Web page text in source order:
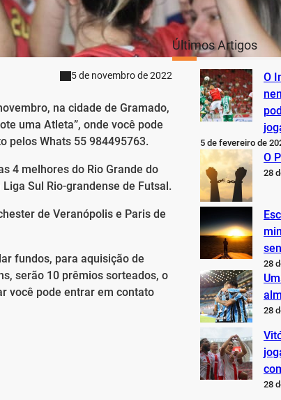
5 de novembro de 2022
na cidade de Gramado,
uma Atleta”, onde você pode
pelos Whats 55 984495763.
4 melhores do Rio Grande do
Sul Rio-grandense de Futsal.
de Veranópolis e Paris de
fundos, para aquisição de
serão 10 prêmios sorteados, o
você pode entrar em contato
Últimos Artigos
O
5 de fevereiro de
O
28
28
28
28